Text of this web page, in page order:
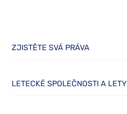
ZJISTĚTE SVÁ PRÁVA
LETECKÉ SPOLEČNOSTI A LETY